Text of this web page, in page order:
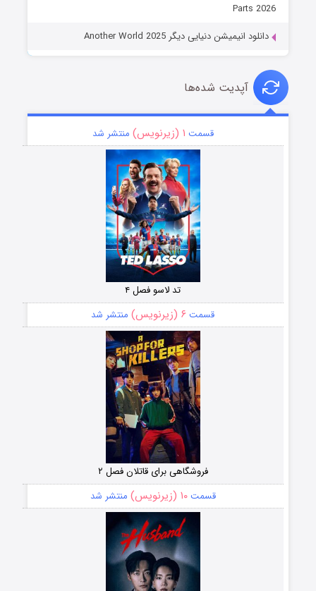
Parts 2026
دانلود انیمیشن دنیایی دیگر Another World 2025
آپدیت شده‌ها
قسمت ۱ (زیرنویس) منتشر شد
تد لاسو فصل ۴
قسمت ۶ (زیرنویس) منتشر شد
فروشگاهی برای قاتلان فصل ۲
قسمت۱۰ (زیرنویس) منتشر شد